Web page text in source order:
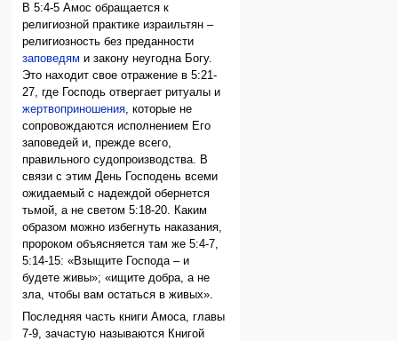
В 5:4-5 Амос обращается к
религиозной практике израильтян –
религиозность без преданности
заповедям и закону неугодна Богу.
Это находит свое отражение в 5:21-
27, где Господь отвергает ритуалы и
жертвоприношения, которые не
сопровождаются исполнением Его
заповедей и, прежде всего,
правильного судопроизводства. В
связи с этим День Господень всеми
ожидаемый с надеждой обернется
тьмой, а не светом 5:18-20. Каким
образом можно избегнуть наказания,
пророком объясняется там же 5:4-7,
5:14-15: «Взыщите Господа – и
будете живы»; «ищите добра, а не
зла, чтобы вам остаться в живых».
Последняя часть книги Амоса, главы
7-9, зачастую называются Книгой